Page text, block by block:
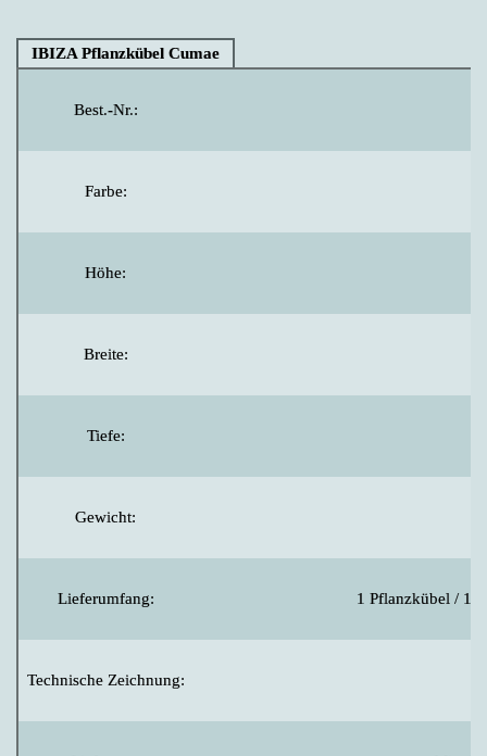
IBIZA Pflanzkübel Cumae
Best.-Nr.:
Farbe:
Höhe:
Breite:
Tiefe:
Gewicht:
Lieferumfang:
Technische Zeichnung:
1 Pflanzkübel / 1